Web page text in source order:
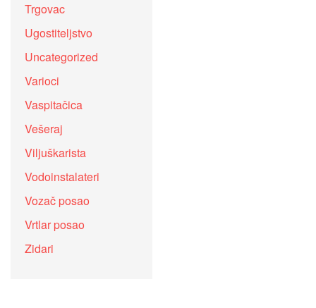
Trgovac
Ugostiteljstvo
Uncategorized
Varioci
Vaspitačica
Vešeraj
Viljuškarista
Vodoinstalateri
Vozač posao
Vrtlar posao
Zidari